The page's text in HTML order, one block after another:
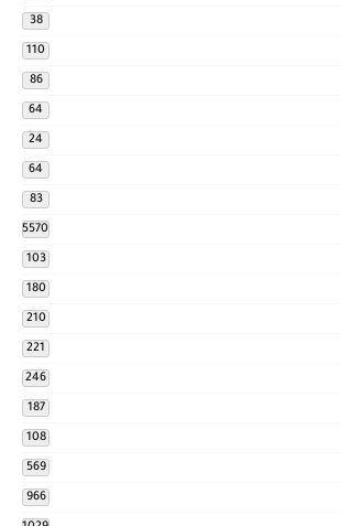
38
110
86
64
24
64
83
5570
103
180
210
221
246
187
108
569
966